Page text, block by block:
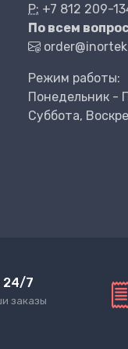
P: +7 812 209-
По всем
Режим работы:
Понедельник -
Суббота,
24/7
заказы